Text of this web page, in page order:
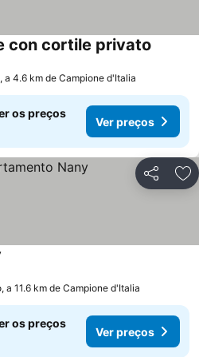
con cortile privato
a 4.6 km de Campione d'Italia
os preços
Ver preços
Partilhar
a 11.6 km de Campione d'Italia
os preços
Ver preços